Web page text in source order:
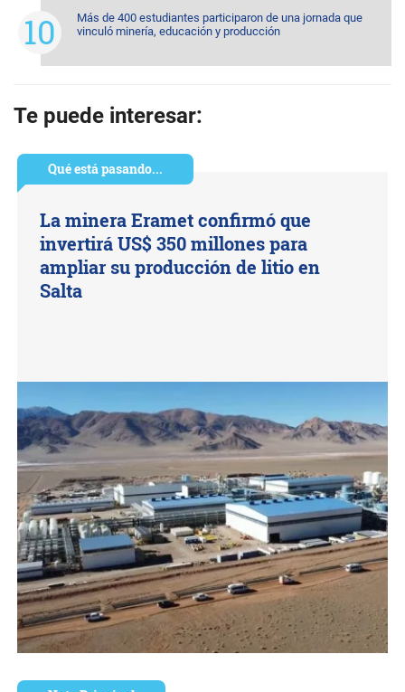
Más de 400 estudiantes participaron de una jornada que
vinculó minería, educación y producción
Te puede interesar:
Qué está pasando...
La minera Eramet confirmó que
invertirá US$ 350 millones para
ampliar su producción de litio en
Salta